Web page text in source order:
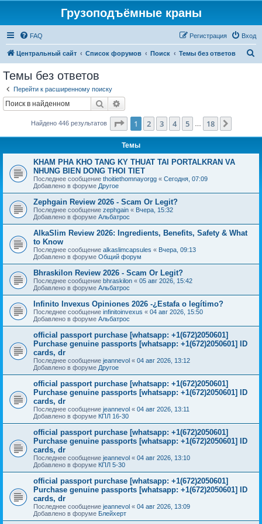
Грузоподъёмные краны
FAQ Вход
Регистрация
Центральный сайт Список форумов Поиск Темы без ответов
Темы без ответов
Перейти к расширенному поиску
Поиск
Найдено 446 результатов Страница из 18
1 2 3 4 5 18
Темы
KHAM PHA KHO TANG KY THUAT TAI PORTALKRAN VA
NHUNG BIEN DONG THOI TIET
Последнее сообщение thoitiethomnayorgg « Сегодня, 07:09
Добавлено в форуме Другое
Zephgain Review 2026 - Scam Or Legit?
Последнее сообщение zephgain « Вчера, 15:32
Добавлено в форуме Альбатрос
AlkaSlim Review 2026: Ingredients, Benefits, Safety & What
to Know
Последнее сообщение alkaslimcapsules « Вчера, 09:13
Добавлено в форуме Общий форум
Bhraskilon Review 2026 - Scam Or Legit?
Последнее сообщение bhraskilon « 05 авг 2026, 15:42
Добавлено в форуме Альбатрос
Infinito Invexus Opiniones 2026 -¿Estafa o legítimo?
Последнее сообщение infinitoinvexus « 04 авг 2026, 15:50
Добавлено в форуме Альбатрос
official passport purchase [whatsapp: +1(672)2050601]
Purchase genuine passports [whatsapp: +1(672)2050601] ID
cards, dr
Последнее сообщение jeannevol « 04 авг 2026, 13:12
Добавлено в форуме Другое
official passport purchase [whatsapp: +1(672)2050601]
Purchase genuine passports [whatsapp: +1(672)2050601] ID
cards, dr
Последнее сообщение jeannevol « 04 авг 2026, 13:11
Добавлено в форуме КПЛ 16-30
official passport purchase [whatsapp: +1(672)2050601]
Purchase genuine passports [whatsapp: +1(672)2050601] ID
cards, dr
Последнее сообщение jeannevol « 04 авг 2026, 13:10
Добавлено в форуме КПЛ 5-30
official passport purchase [whatsapp: +1(672)2050601]
Purchase genuine passports [whatsapp: +1(672)2050601] ID
cards, dr
Последнее сообщение jeannevol « 04 авг 2026, 13:09
Добавлено в форуме Блейхерт